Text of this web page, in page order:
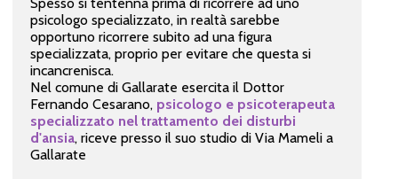
psicologo specializzato, in realtà sarebbe
opportuno ricorrere subito ad una figura
specializzata, proprio per evitare che questa si
incancrenisca.
Nel comune di Gallarate esercita il Dottor
Fernando Cesarano, psicologo e psicoterapeuta
specializzato nel trattamento dei disturbi
d'ansia, riceve presso il suo studio di Via Mameli a
Gallarate